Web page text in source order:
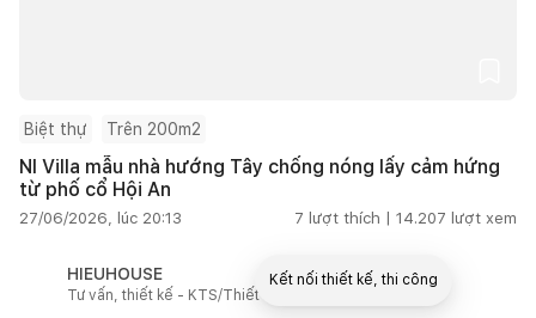
Biệt thự Trên 200m2
NI Villa mẫu nhà hướng Tây chống nóng lấy cảm hứng
từ phố cổ Hội An
27/06/2026, lúc 20:13 7 lượt thích | 14.207 lượt xem
HIEUHOUSE
Tư vấn, thiết kế - KTS/Thiết kế
Kết nối thiết kế, thi công